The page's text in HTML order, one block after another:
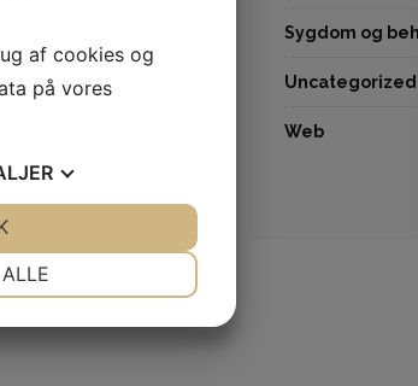
kan
smart Frokostordning i
Sygdom og
Uncategorized
Web
af cookies og
på vores